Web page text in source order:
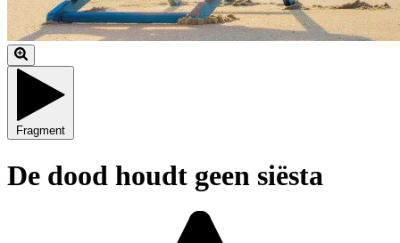
Fragment
De dood houdt geen siësta